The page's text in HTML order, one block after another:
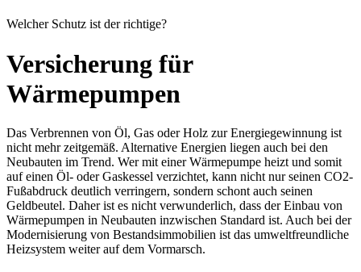
Welcher Schutz ist der richtige?
Versicherung für
Wärmepumpen
Das Verbrennen von Öl, Gas oder Holz zur Energiegewinnung ist
nicht mehr zeitgemäß. Alternative Energien liegen auch bei den
Neubauten im Trend. Wer mit einer Wärmepumpe heizt und somit
auf einen Öl- oder Gaskessel verzichtet, kann nicht nur seinen CO2-
Fußabdruck deutlich verringern, sondern schont auch seinen
Geldbeutel. Daher ist es nicht verwunderlich, dass der Einbau von
Wärmepumpen in Neubauten inzwischen Standard ist. Auch bei der
Modernisierung von Bestandsimmobilien ist das umweltfreundliche
Heizsystem weiter auf dem Vormarsch.